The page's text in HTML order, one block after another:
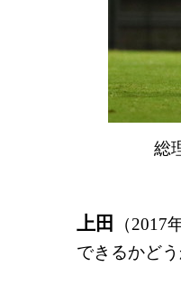
総
上田
（
できるかどう